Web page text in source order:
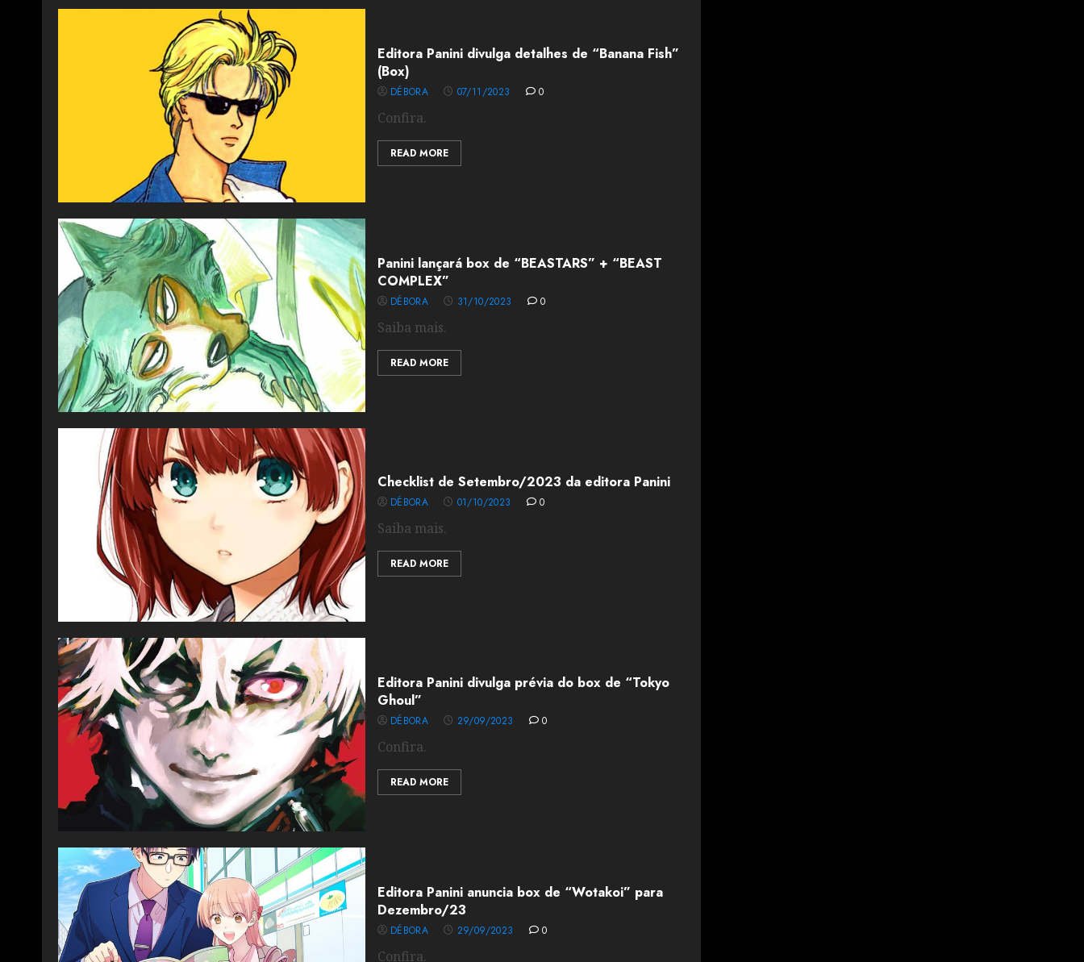
Editora Panini divulga detalhes de “Banana Fish”
(Box)
DÉBORA 07/11/2023 0
Confira.
READ MORE
Panini lançará box de “BEASTARS” + “BEAST
COMPLEX”
DÉBORA 31/10/2023 0
Saiba mais.
READ MORE
Checklist de Setembro/2023 da editora Panini
DÉBORA 01/10/2023 0
Saiba mais.
READ MORE
Editora Panini divulga prévia do box de “Tokyo
Ghoul”
DÉBORA 29/09/2023 0
Confira.
READ MORE
Editora Panini anuncia box de “Wotakoi” para
Dezembro/23
DÉBORA 29/09/2023 0
Confira.